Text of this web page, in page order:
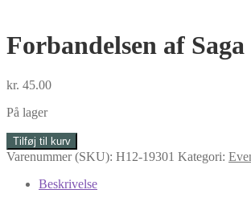
Forbandelsen af
kr. 45.00
På lager
Forbandelsen
af
Borg
Tilføj til kurv
Varenummer (SKU): H12-19301 Kategori:
Beskrivelse